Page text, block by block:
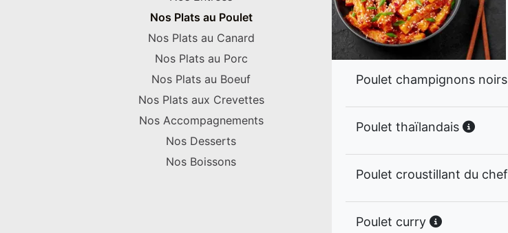
Nos Plats au Poulet
Nos Plats au Canard
Nos Plats au Porc
Nos Plats au Boeuf
Nos Plats aux Crevettes
Nos Accompagnements
Nos Desserts
Nos Boissons
Poulet champignons noirs
Poulet thaïlandais
Poulet croustillant du chef
Poulet curry